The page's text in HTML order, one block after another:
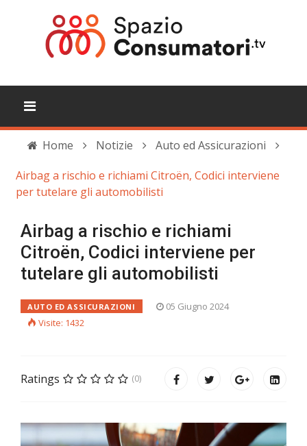
Home Notizie
Auto ed Assicurazioni
Airbag a rischio e richiami Citroën, Codici interviene
per tutelare gli automobilisti
Airbag a rischio e richiami
Citroën, Codici interviene per
tutelare gli automobilisti
AUTO ED ASSICURAZIONI
05 Giugno 2024
Visite: 1432
Ratings (0)